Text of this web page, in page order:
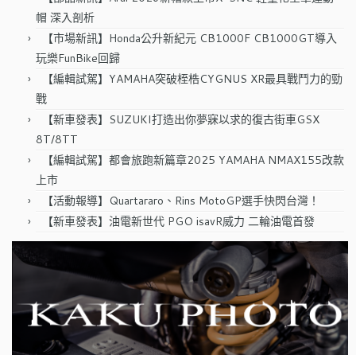
帽 深入剖析
【市場新訊】Honda公升新紀元 CB1000F CB1000GT導入
玩樂FunBike回歸
【編輯試駕】YAMAHA突破桎梏CYGNUS XR最具戰鬥力的勁
戰
【新車發表】SUZUKI打造出你夢寐以求的復古街車GSX
8T/8TT
【編輯試駕】都會旅跑新篇章2025 YAMAHA NMAX155改款
上市
【活動報導】Quartararo、Rins MotoGP選手快閃台灣！
【新車發表】油電新世代 PGO isavR威力 二輪油電首發